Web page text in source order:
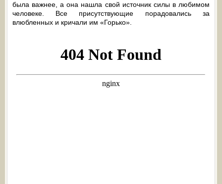
была важнее, а она нашла свой источник силы в любимом
человеке. Все присутствующие порадовались за
влюбленных и кричали им «Горько».